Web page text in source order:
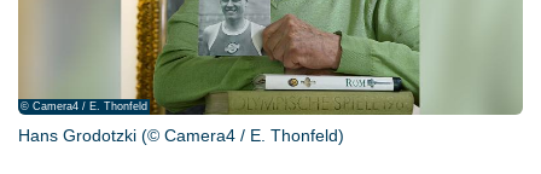
© Camera4 / E. Thonfeld
Hans Grodotzki (© Camera4 / E. Thonfeld)